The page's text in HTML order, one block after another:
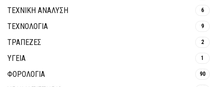
ΤΕΧΝΙΚΗ ΑΝΑΛΥΣΗ 6
ΤΕΧΝΟΛΟΓΙΑ 9
ΤΡΆΠΕΖΕΣ 2
ΥΓΕΙΑ 1
ΦΟΡΟΛΟΓΙΑ 90